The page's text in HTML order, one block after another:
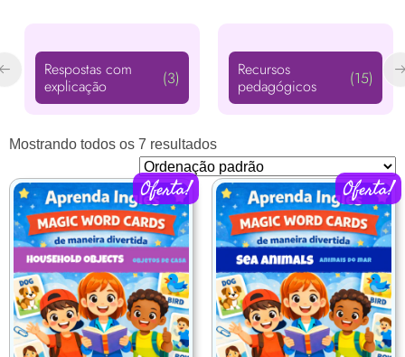
Respostas com
explicação
(3)
Recursos
pedagógicos
(15)
Mostrando todos os 7 resultados
Oferta! Oferta!